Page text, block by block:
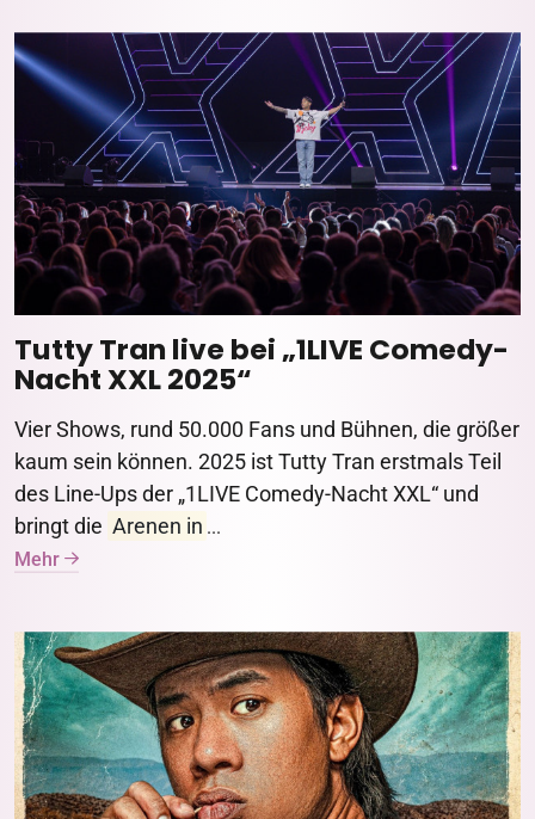
Tutty Tran live bei „1LIVE Comedy-
Nacht XXL 2025“
Vier Shows, rund 50.000 Fans und Bühnen, die größer
kaum sein können. 2025 ist Tutty Tran erstmals Teil
des Line-Ups der „1LIVE Comedy-Nacht XXL“ und
bringt die Arenen in ...
Mehr